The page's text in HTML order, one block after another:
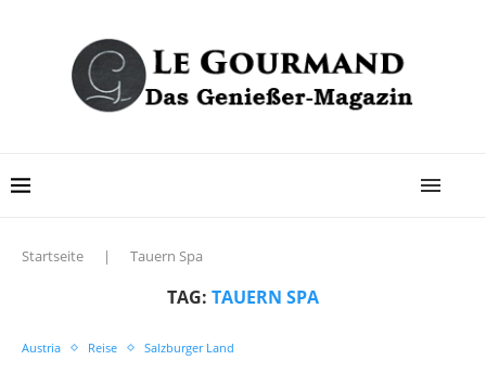
Startseite | Tauern Spa
TAG: TAUERN SPA
Austria Reise Salzburger Land